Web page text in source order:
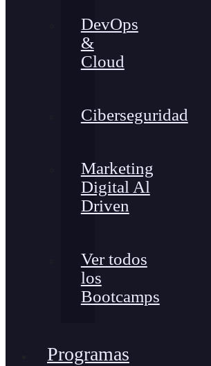
DevOps
&
Cloud
Ciberseguridad
Marketing
Digital Al
Driven
Ver todos
los
Bootcamps
Programas